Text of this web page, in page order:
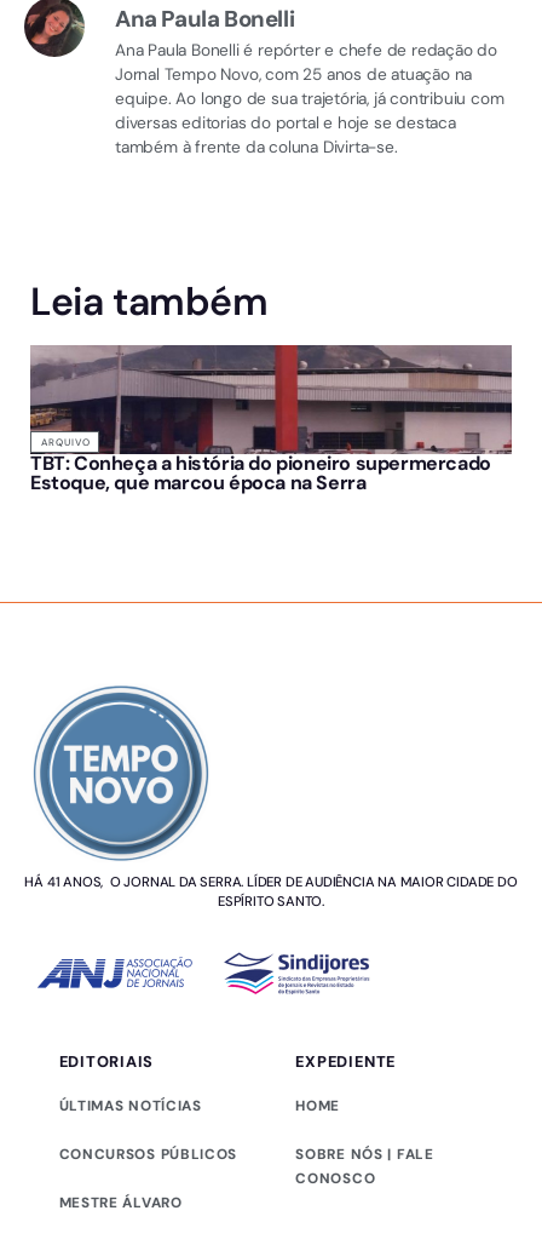
Ana Paula Bonelli
Ana Paula Bonelli é repórter e chefe de redação do
Jornal Tempo Novo, com 25 anos de atuação na
equipe. Ao longo de sua trajetória, já contribuiu com
diversas editorias do portal e hoje se destaca
também à frente da coluna Divirta-se.
Leia também
ARQUIVO
TBT: Conheça a história do pioneiro supermercado
Estoque, que marcou época na Serra
HÁ 41 ANOS, O JORNAL DA SERRA. LÍDER DE AUDIÊNCIA NA MAIOR CIDADE DO
ESPÍRITO SANTO.
EDITORIAIS
ÚLTIMAS NOTÍCIAS
CONCURSOS PÚBLICOS
MESTRE ÁLVARO
EXPEDIENTE
HOME
SOBRE NÓS | FALE
CONOSCO